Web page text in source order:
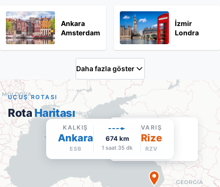
Ankara
Amsterdam
İzmir
Londra
Daha fazla göster
Rize Artvin
RZV
Varış
Google Maps'te aç
Havalimanı sitesi
UÇUŞ ROTASI
RotaHaritası
KALKIŞ
Ankara
ESB
674km
1 saat 35 dk
VARIŞ
Rize
RZV